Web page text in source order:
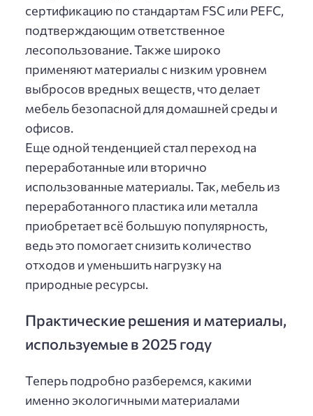
сертификацию по стандартам FSC или PEFC,
подтверждающим ответственное
лесопользование. Также широко
применяют материалы с низким уровнем
выбросов вредных веществ, что делает
мебель безопасной для домашней среды и
офисов.
Еще одной тенденцией стал переход на
переработанные или вторично
использованные материалы. Так, мебель из
переработанного пластика или металла
приобретает всё большую популярность,
ведь это помогает снизить количество
отходов и уменьшить нагрузку на
природные ресурсы.
Практические решения и материалы,
используемые в 2025 году
Теперь подробно разберемся, какими
именно экологичными материалами